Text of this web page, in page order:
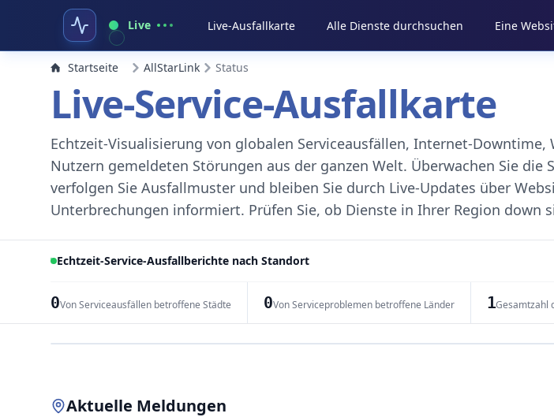
Live Live-Ausfallkarte Alle Dienste durchsuchen Eine
Startseite AllStarLink Status
Live-Service-Ausfallkarte
Echtzeit-Visualisierung von globalen Serviceausfällen, Internet-Downtime,
Nutzern gemeldeten Störungen aus der ganzen Welt. Überwachen Sie die
verfolgen Sie Ausfallmuster und bleiben Sie durch Live-Updates über
Unterbrechungen informiert. Prüfen Sie, ob Dienste in Ihrer Region down
Echtzeit-Service-Ausfallberichte nach Standort
0Von Serviceausfällen betroffene Städte 0Von Serviceproblemen betroffene Länder 1Gesamtzahl
Aktuelle Meldungen